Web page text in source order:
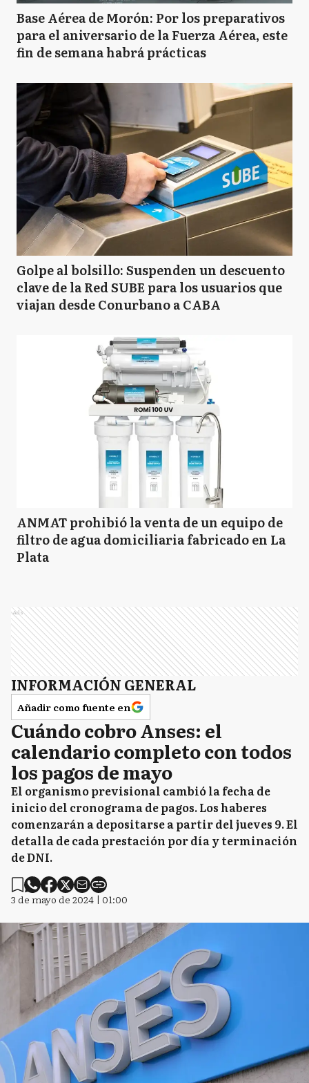
Base Aérea de Morón: Por los preparativos
para el aniversario de la Fuerza Aérea, este
fin de semana habrá prácticas
Golpe al bolsillo: Suspenden un descuento
clave de la Red SUBE para los usuarios que
viajan desde Conurbano a CABA
ANMAT prohibió la venta de un equipo de
filtro de agua domiciliaria fabricado en La
Plata
Ads
INFORMACIÓN GENERAL
Añadir como fuente en
Cuándo cobro Anses: el
calendario completo con todos
los pagos de mayo
El organismo previsional cambió la fecha de
inicio del cronograma de pagos. Los haberes
comenzarán a depositarse a partir del jueves 9. El
detalla de cada prestación por día y terminación
de DNI.
3 de mayo de 2024 | 01:00